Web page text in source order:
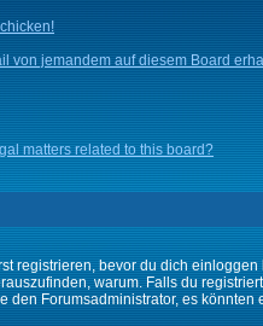
von jemandem auf diesem Board
matters related to this board?
registrieren, bevor du dich
warum. Falls du
den Forumsadministrator, es